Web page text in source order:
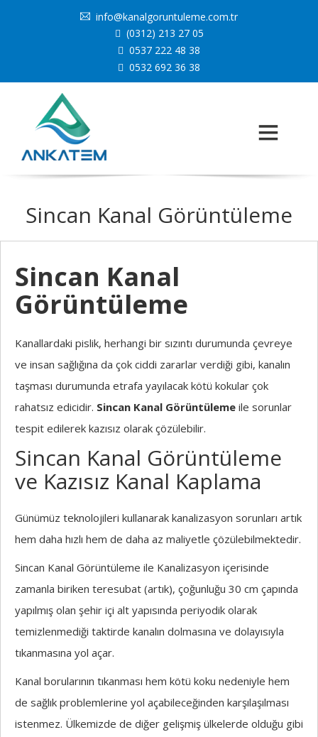
info@kanalgoruntuleme.com.tr
(0312) 213 27 05
0537 222 48 38
0532 692 36 38
Sincan Kanal Görüntüleme
Sincan Kanal
Görüntüleme
Kanallardaki pislik, herhangi bir sızıntı durumunda çevreye
ve insan sağlığına da çok ciddi zararlar verdiği gibi, kanalın
taşması durumunda etrafa yayılacak kötü kokular çok
rahatsız edicidir. Sincan Kanal Görüntüleme ile sorunlar
tespit edilerek kazısız olarak çözülebilir.
Sincan Kanal Görüntüleme
ve Kazısız Kanal Kaplama
Günümüz teknolojileri kullanarak kanalizasyon sorunları artık
hem daha hızlı hem de daha az maliyetle çözülebilmektedir.
Sincan Kanal Görüntüleme ile Kanalizasyon içerisinde
zamanla biriken teresubat (artık), çoğunluğu 30 cm çapında
yapılmış olan şehir içi alt yapısında periyodik olarak
temizlenmediği taktirde kanalın dolmasına ve dolayısıyla
tıkanmasına yol açar.
Kanal borularının tıkanması hem kötü koku nedeniyle hem
de sağlık problemlerine yol açabileceğinden karşılaşılması
istenmez. Ülkemizde de diğer gelişmiş ülkelerde olduğu gibi